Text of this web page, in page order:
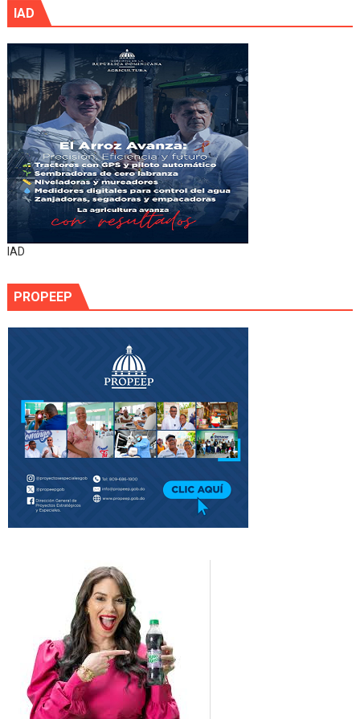
IAD
IAD
PROPEEP